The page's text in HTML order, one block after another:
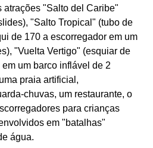
atrações "Salto del Caribe"
"Salto Tropical" (tubo de
de 170 a escorregador em um
"Vuelta Vertigo" (esquiar de
um barco inflável de 2
praia artificial,
chuvas, um restaurante, o
para crianças
em "batalhas"
água.